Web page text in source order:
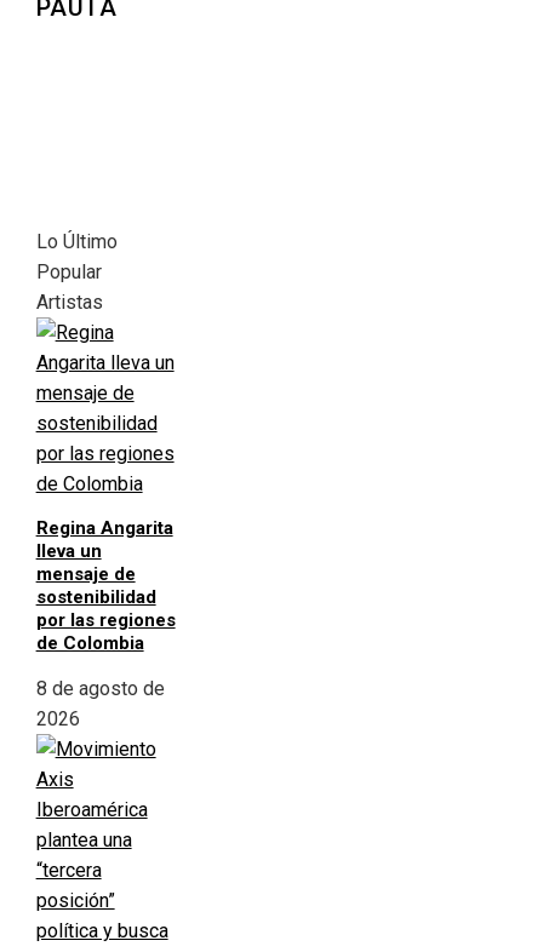
PAUTA
Lo Último
Popular
Artistas
Regina Angarita
lleva un
mensaje de
sostenibilidad
por las regiones
de Colombia
8 de agosto de
2026